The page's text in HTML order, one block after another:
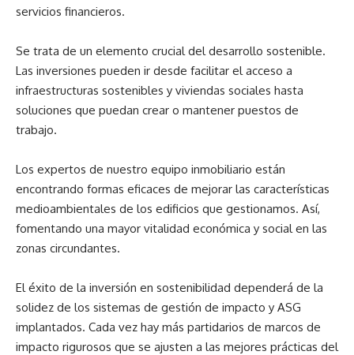
servicios financieros.
Se trata de un elemento crucial del desarrollo sostenible.
Las inversiones pueden ir desde facilitar el acceso a
infraestructuras sostenibles y viviendas sociales hasta
soluciones que puedan crear o mantener puestos de
trabajo.
Los expertos de nuestro equipo inmobiliario están
encontrando formas eficaces de mejorar las características
medioambientales de los edificios que gestionamos. Así,
fomentando una mayor vitalidad económica y social en las
zonas circundantes.
El éxito de la inversión en sostenibilidad dependerá de la
solidez de los sistemas de gestión de impacto y ASG
implantados. Cada vez hay más partidarios de marcos de
impacto rigurosos que se ajusten a las mejores prácticas del